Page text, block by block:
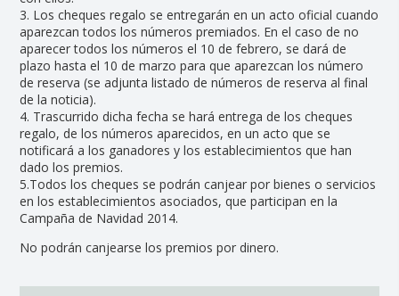
3. Los cheques regalo se entregarán en un acto oficial cuando
aparezcan todos los números premiados. En el caso de no
aparecer todos los números el 10 de febrero, se dará de
plazo hasta el 10 de marzo para que aparezcan los número
de reserva (se adjunta listado de números de reserva al final
de la noticia).
4. Trascurrido dicha fecha se hará entrega de los cheques
regalo, de los números aparecidos, en un acto que se
notificará a los ganadores y los establecimientos que han
dado los premios.
5.Todos los cheques se podrán canjear por bienes o servicios
en los establecimientos asociados, que participan en la
Campaña de Navidad 2014.
No podrán canjearse los premios por dinero.